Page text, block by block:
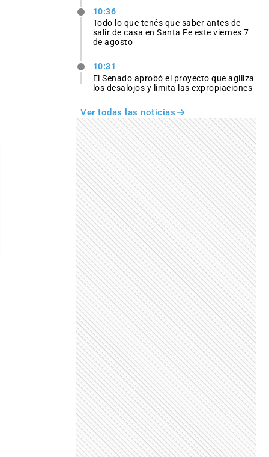
10:36
Todo lo que tenés que saber antes de
salir de casa en Santa Fe este viernes 7
de agosto
10:31
El Senado aprobó el proyecto que agiliza
los desalojos y limita las expropiaciones
Ver todas las noticias